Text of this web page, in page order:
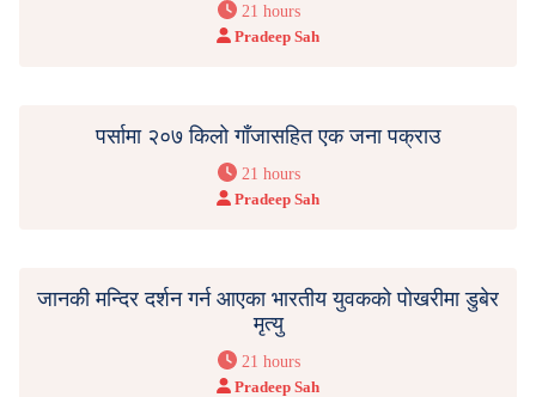
21 hours
Pradeep Sah
पर्सामा २०७ किलो गाँजासहित एक जना पक्राउ
21 hours
Pradeep Sah
जानकी मन्दिर दर्शन गर्न आएका भारतीय युवकको पोखरीमा डुबेर
मृत्यु
21 hours
Pradeep Sah